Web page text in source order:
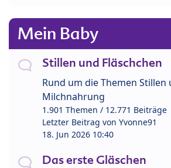
Mein Baby
Stillen und Fläschchen
Rund um die Themen Stillen
Milchnahrung
1.901 Themen / 12.771 Beiträge
Letzter Beitrag von Yvonne91
18. Jun 2026 10:40
Das erste Gläschen